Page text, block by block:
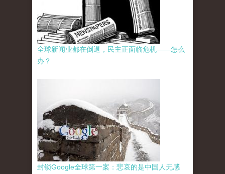
全球新闻业都在倒退，民主正面临危机——怎么
办？
封锁Google全球第一案：悲哀的是中国人无感